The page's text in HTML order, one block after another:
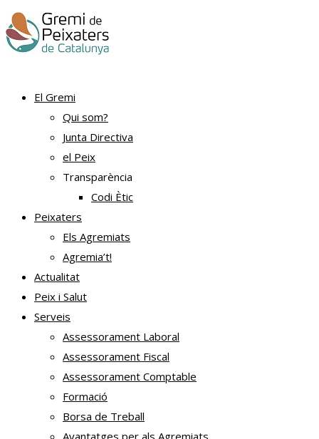
El Gremi
Qui som?
Junta Directiva
el Peix
Transparència
Codi Ètic
Peixaters
Els Agremiats
Agremia’t!
Actualitat
Peix i Salut
Serveis
Assessorament Laboral
Assessorament Fiscal
Assessorament Comptable
Formació
Borsa de Treball
Avantatges per als Agremiats